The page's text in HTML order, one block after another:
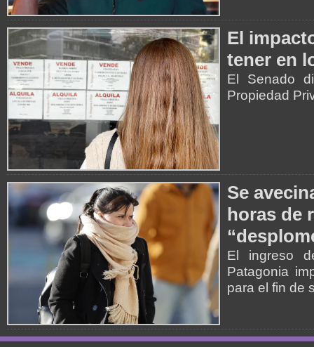
El
tener en
El Senado
Propiedad
Se
horas de
El ingreso
Patagonia
para el fin de